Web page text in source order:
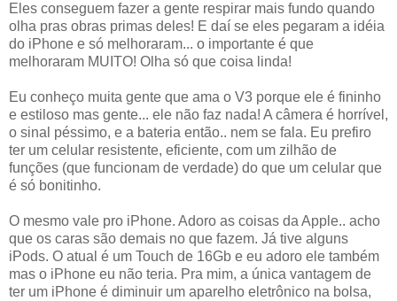
Eles conseguem fazer a gente respirar mais fundo quando
olha pras obras primas deles! E daí se eles pegaram a idéia
do iPhone e só melhoraram... o importante é que
melhoraram MUITO! Olha só que coisa linda!
Eu conheço muita gente que ama o V3 porque ele é fininho
e estiloso mas gente... ele não faz nada! A câmera é horrível,
o sinal péssimo, e a bateria então.. nem se fala. Eu prefiro
ter um celular resistente, eficiente, com um zilhão de
funções (que funcionam de verdade) do que um celular que
é só bonitinho.
O mesmo vale pro iPhone. Adoro as coisas da Apple.. acho
que os caras são demais no que fazem. Já tive alguns
iPods. O atual é um Touch de 16Gb e eu adoro ele também
mas o iPhone eu não teria. Pra mim, a única vantagem de
ter um iPhone é diminuir um aparelho eletrônico na bolsa,